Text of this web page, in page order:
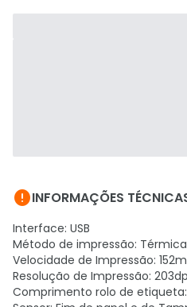
INFORMAÇÕES
Interface: USB
Método de impressão:
Velocidade de Impressão:
Resolução de Impressão:
Comprimento rolo de